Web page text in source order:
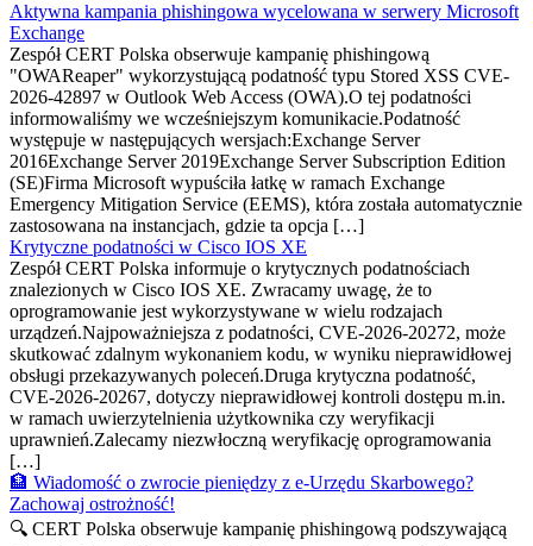
Aktywna kampania phishingowa wycelowana w serwery Microsoft
Exchange
Zespół CERT Polska obserwuje kampanię phishingową
"OWAReaper" wykorzystującą podatność typu Stored XSS CVE-
2026-42897 w Outlook Web Access (OWA).O tej podatności
informowaliśmy we wcześniejszym komunikacie.Podatność
występuje w następujących wersjach:Exchange Server
2016Exchange Server 2019Exchange Server Subscription Edition
(SE)Firma Microsoft wypuściła łatkę w ramach Exchange
Emergency Mitigation Service (EEMS), która została automatycznie
zastosowana na instancjach, gdzie ta opcja […]
Krytyczne podatności w Cisco IOS XE
Zespół CERT Polska informuje o krytycznych podatnościach
znalezionych w Cisco IOS XE. Zwracamy uwagę, że to
oprogramowanie jest wykorzystywane w wielu rodzajach
urządzeń.Najpoważniejsza z podatności, CVE-2026-20272, może
skutkować zdalnym wykonaniem kodu, w wyniku nieprawidłowej
obsługi przekazywanych poleceń.Druga krytyczna podatność,
CVE-2026-20267, dotyczy nieprawidłowej kontroli dostępu m.in.
w ramach uwierzytelnienia użytkownika czy weryfikacji
uprawnień.Zalecamy niezwłoczną weryfikację oprogramowania
[…]
🏦 Wiadomość o zwrocie pieniędzy z e-Urzędu Skarbowego?
Zachowaj ostrożność!
🔍 CERT Polska obserwuje kampanię phishingową podszywającą